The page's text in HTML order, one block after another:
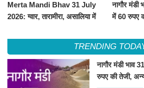
Merta Mandi Bhav 31 July
2026: ग्वार, तारामीरा, असालिया में
नागौर मंडी
में 60 रुपए
TRENDING
नागौर मंडी भाव
रुपए की तेजी,